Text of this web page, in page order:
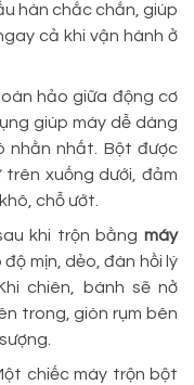
hàn chắc chắn, giúp
cả khi vận hành ở
hảo giữa động cơ
giúp máy dễ dàng
nhằn nhất. Bột được
xuống dưới, đảm
chỗ ướt.
khi trộn bằng máy
mịn, dẻo, đàn hồi lý
chiên, bánh sẽ nở
trong, giòn rụm bên
chiếc máy trộn bột